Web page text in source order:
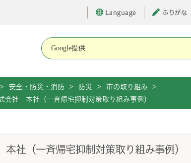
Language ふりがな
> 安全・防災・消防 > 防災 > 市の取り組み
>
会社 本社（一斉帰宅抑制対策取り組み事例）
社（一斉帰宅抑制対策取り組み事例）